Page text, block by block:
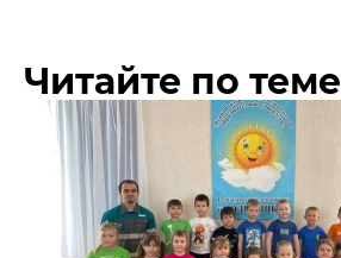
Читайте по теме